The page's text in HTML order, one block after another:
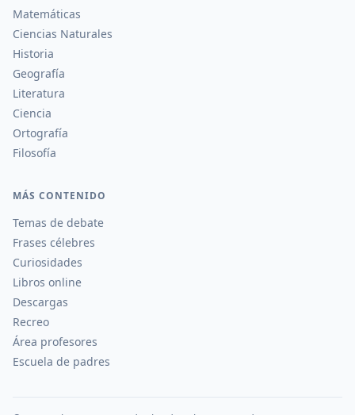
Matemáticas
Ciencias Naturales
Historia
Geografía
Literatura
Ciencia
Ortografía
Filosofía
MÁS CONTENIDO
Temas de debate
Frases célebres
Curiosidades
Libros online
Descargas
Recreo
Área profesores
Escuela de padres